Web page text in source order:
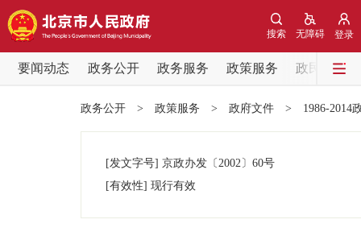
登录
无障碍
搜索
要闻动态 政务公开 政务服务 政策服务
政民互动
党中央精神
政务公开 > 政策服务 > 政府文件 > 1986-2014
[发文字号] 京政办发 〔2002〕 60号
[有效性] 现行有效